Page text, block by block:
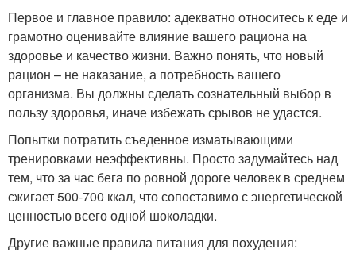
Первое и главное правило: адекватно относитесь к еде и
грамотно оценивайте влияние вашего рациона на
здоровье и качество жизни. Важно понять, что новый
рацион – не наказание, а потребность вашего
организма. Вы должны сделать сознательный выбор в
пользу здоровья, иначе избежать срывов не удастся.
Попытки потратить съеденное изматывающими
тренировками неэффективны. Просто задумайтесь над
тем, что за час бега по ровной дороге человек в среднем
сжигает 500-700 ккал, что сопоставимо с энергетической
ценностью всего одной шоколадки.
Другие важные правила питания для похудения: